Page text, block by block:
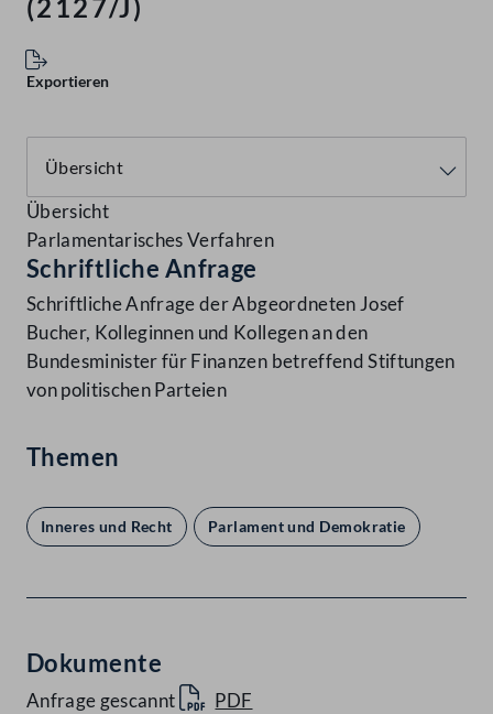
(2127/J)
Exportieren
Übersicht
Parlamentarisches Verfahren
Schriftliche Anfrage
Schriftliche Anfrage der Abgeordneten Josef
Bucher, Kolleginnen und Kollegen an den
Bundesminister für Finanzen betreffend Stiftungen
von politischen Parteien
Themen
Inneres und Recht Parlament und Demokratie
Dokumente
Anfrage gescannt
PDF